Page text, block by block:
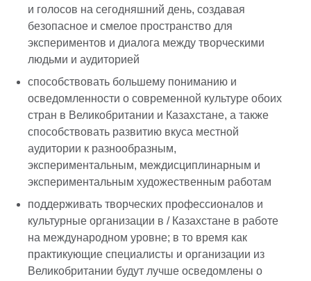
и голосов на сегодняшний день, создавая
безопасное и смелое пространство для
экспериментов и диалога между творческими
людьми и аудиторией
способствовать большему пониманию и
осведомленности о современной культуре обоих
стран в Великобритании и Казахстане, а также
способствовать развитию вкуса местной
аудитории к разнообразным,
экспериментальным, междисциплинарным и
экспериментальным художественным работам
поддерживать творческих профессионалов и
культурные организации в / Казахстане в работе
на международном уровне; в то время как
практикующие специалисты и организации из
Великобритании будут лучше осведомлены о